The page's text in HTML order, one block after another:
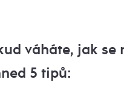
váháte, jak
5 tipů: